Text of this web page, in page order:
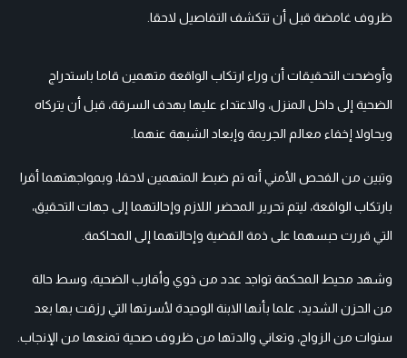
ظروف غامضة قبل أن تتكشف التفاصيل لاحقا.
وأوضحت التحقيقات أن وراء ارتكاب الواقعة متهمين قاما باستدراج
الضحية إلى داخل المنزل، والاعتداء عليها بهدف السرقة، قبل أن يتركاه
ويحاولا إخفاء معالم الجريمة وإبعاد الشبهة عنهما.
وتبين من الفحص الأمني أنه تم ضبط المتهمين لاحقا، وبمواجهتهما أقرا
بارتكاب الواقعة، ليتم تحرير المحضر اللازم وإحالتهما إلى جهات التحقيق،
التي قررت حبسهما على ذمة القضية وإحالتهما إلى المحاكمة.
وشهد محيط المحكمة تواجد عدد من ذوي وأقارب الضحية، وسط حالة
من الحزن الشديد، علما بأنها الابنة الوحيدة لأسرتها التي رزقت بها بعد
سنوات من الزواج، وتعاني والدتها من ظروف صحية تمنعها من الإنجاب.